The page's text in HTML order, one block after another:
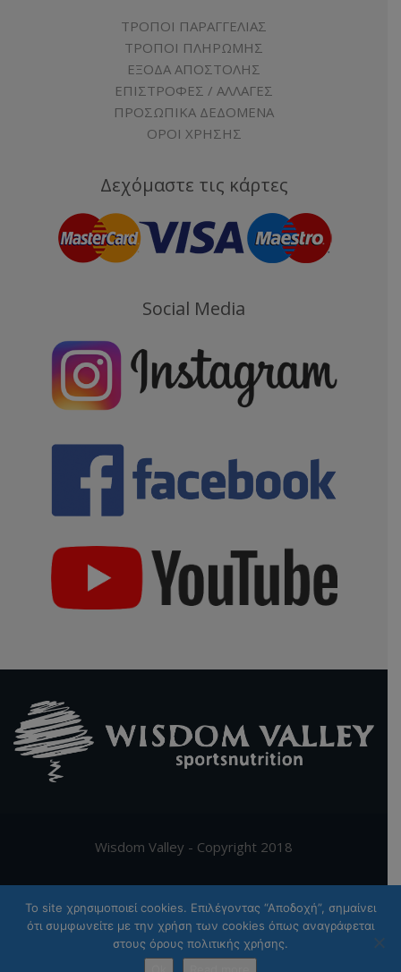
ΤΡΟΠΟΙ ΠΑΡΑΓΓΕΛΙΑΣ
ΤΡΟΠΟΙ ΠΛΗΡΩΜΗΣ
ΕΞΟΔΑ ΑΠΟΣΤΟΛΗΣ
ΕΠΙΣΤΡΟΦΕΣ / ΑΛΛΑΓΕΣ
ΠΡΟΣΩΠΙΚΑ ΔΕΔΟΜΕΝΑ
ΟΡΟΙ ΧΡΗΣΗΣ
Δεχόμαστε τις κάρτες
Social Media
Wisdom Valley - Copyright 2018
Supported byDigy.gr
Ελληνικα English (Αγγλικα
To site χρησιμοποιεί cookies. Επιλέγοντας “Αποδοχή”, σημαίνει
ότι συμφωνείτε με την χρήση των cookies όπως αναγράφεται
στους όρους πολιτικής χρήσης.